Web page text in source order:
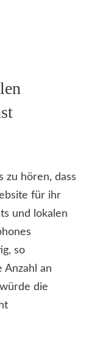
zu hören, dass
für ihr
und lokalen
so
Anzahl an
die